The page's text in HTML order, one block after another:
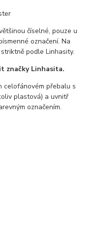
číselné, pouze u
označení. Na
podle Linhasity.
značky Linhasita.
celofánovém přebalu s
plastová) a uvnitř
označením.